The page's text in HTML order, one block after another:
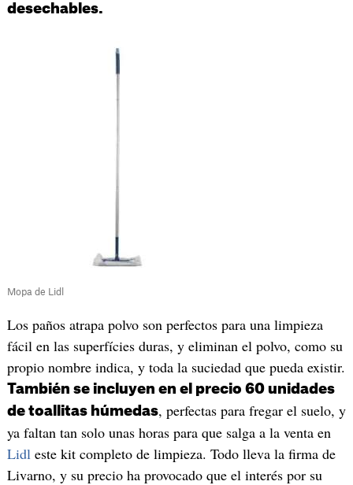
desechables.
Mopa de Lidl
Los paños atrapa polvo son perfectos para una limpieza
fácil en las superfícies duras, y eliminan el polvo, como su
propio nombre indica, y toda la suciedad que pueda existir.
También se incluyen en el precio 60 unidades
de toallitas húmedas, perfectas para fregar el suelo, y
ya faltan tan solo unas horas para que salga a la venta en
Lidl este kit completo de limpieza. Todo lleva la firma de
Livarno, y su precio ha provocado que el interés por su